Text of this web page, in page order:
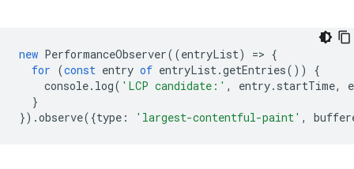
new PerformanceObserver((entryList) => {
for (const entry of entryList.getEntries())
{
console. log( 'LCP candidate:' , entry. startTime,
}
}).observe({type : 'largest-contentful-paint' ,